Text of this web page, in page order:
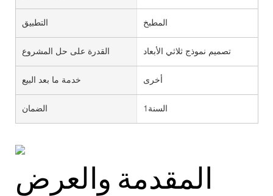
التطبيق المطبخ
القدرة على حل المشروع تصميم نموذج ثلاثي الأبعاد
خدمة ما بعد البيع أخرى
الضمان السنة1
المقدمة والعرض